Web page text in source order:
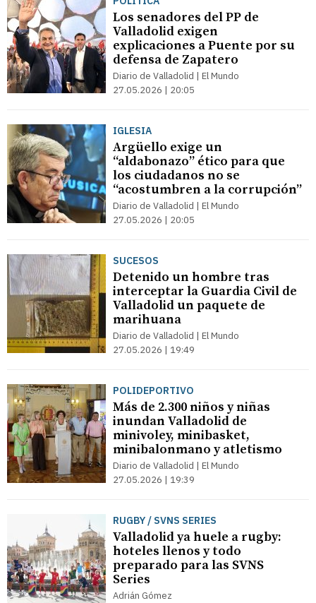
Los senadores del PP de
Valladolid exigen
explicaciones a Puente por su
defensa de Zapatero
Diario de Valladolid | El Mundo
27.05.2026 | 20:05
IGLESIA
Argüello exige un
“aldabonazo” ético para que
los ciudadanos no se
“acostumbren a la corrupción”
Diario de Valladolid | El Mundo
27.05.2026 | 20:05
SUCESOS
Detenido un hombre tras
interceptar la Guardia Civil de
Valladolid un paquete de
marihuana
Diario de Valladolid | El Mundo
27.05.2026 | 19:49
POLIDEPORTIVO
Más de 2.300 niños y niñas
inundan Valladolid de
minivoley, minibasket,
minibalonmano y atletismo
Diario de Valladolid | El Mundo
27.05.2026 | 19:39
RUGBY / SVNS SERIES
Valladolid ya huele a rugby:
hoteles llenos y todo
preparado para las SVNS
Series
Adrián Gómez